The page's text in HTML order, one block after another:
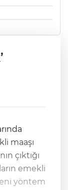
maaşı
emekli
yöntem